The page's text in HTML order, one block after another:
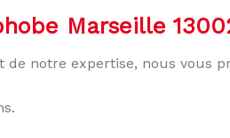
Marseille
de notre expertise, nous vous